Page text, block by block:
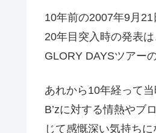
10年前の2007年9月21
20年目突入時の発表
GLORY DAYSツアー
あれから10年経って
B’zに対する情熱やブ
じて感慨深い気持ちに